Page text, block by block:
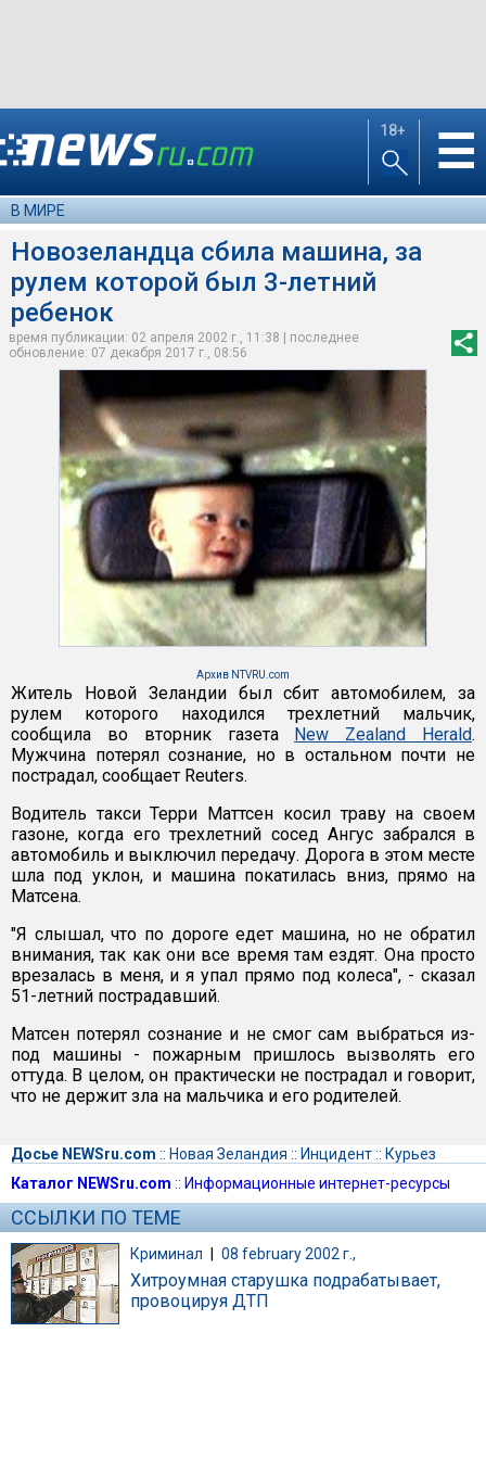
18+ ☰
В МИРЕ
Новозеландца сбила машина, за
рулем которой был 3-летний
ребенок
время публикации: 02 апреля 2002 г., 11:38 | последнее
обновление: 07 декабря 2017 г., 08:56
Архив NTVRU.com
Житель Новой Зеландии был сбит автомобилем, за
рулем которого находился трехлетний мальчик,
сообщила во вторник газета New Zealand Herald.
Мужчина потерял сознание, но в остальном почти не
пострадал, сообщает Reuters.
Водитель такси Терри Маттсен косил траву на своем
газоне, когда его трехлетний сосед Ангус забрался в
автомобиль и выключил передачу. Дорога в этом месте
шла под уклон, и машина покатилась вниз, прямо на
Матсена.
"Я слышал, что по дороге едет машина, но не обратил
внимания, так как они все время там ездят. Она просто
врезалась в меня, и я упал прямо под колеса", - сказал
51-летний пострадавший.
Матсен потерял сознание и не смог сам выбраться из-
под машины - пожарным пришлось вызволять его
оттуда. В целом, он практически не пострадал и говорит,
что не держит зла на мальчика и его родителей.
Досье NEWSru.com :: Новая Зеландия :: Инцидент:: Курьез
Каталог NEWSru.com :: Информационные интернет-ресурсы
ССЫЛКИ ПО ТЕМЕ
Криминал | 08 february 2002 г.,
Хитроумная старушка подрабатывает,
провоцируя ДТП